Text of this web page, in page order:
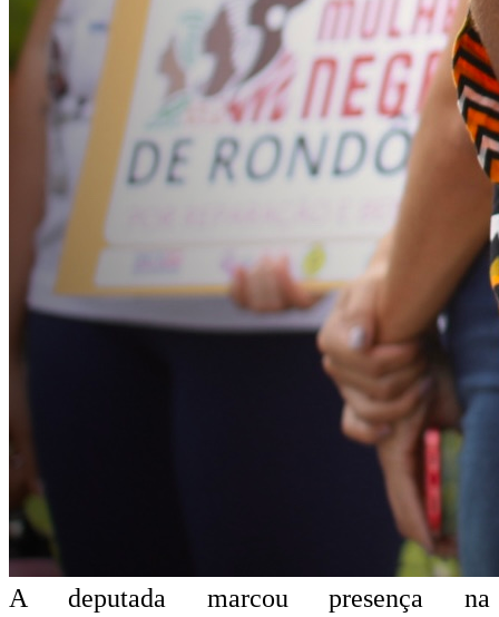
A deputada marcou presença na